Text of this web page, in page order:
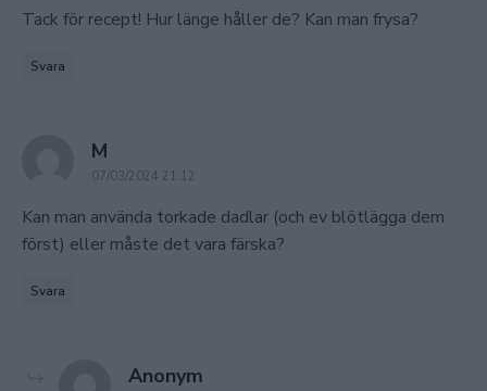
Tack för recept! Hur länge håller de? Kan man frysa?
Svara
M
07/03/2024 21:12
Kan man använda torkade dadlar (och ev blötlägga dem
först) eller måste det vara färska?
Svara
Anonym